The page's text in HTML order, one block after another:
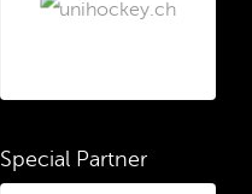
Special Partner